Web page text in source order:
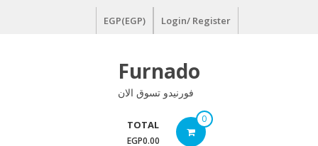
Login/ Register
EGP(EGP)
Furnado
فورنيدو تسوق الان
0
TOTAL
EGP0.00